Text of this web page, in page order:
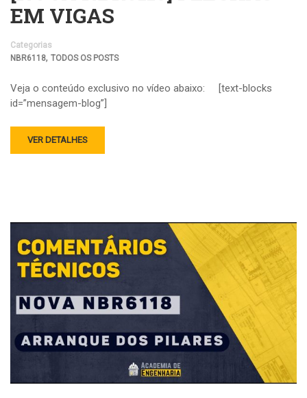
EM VIGAS
Categorias
NBR6118, TODOS OS POSTS
Veja o conteúdo exclusivo no vídeo abaixo: [text-blocks
id=”mensagem-blog”]
VER DETALHES